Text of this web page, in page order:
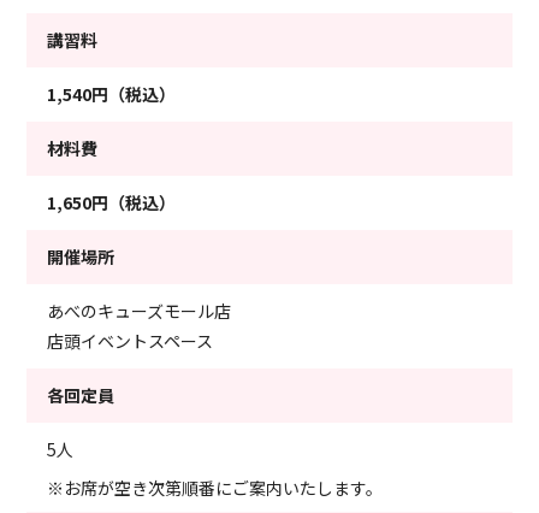
講習料
1,540円（税込）
材料費
1,650円（税込）
開催場所
あべのキューズモール店
店頭イベントスペース
各回定員
5人
※お席が空き次第順番にご案内いたします。